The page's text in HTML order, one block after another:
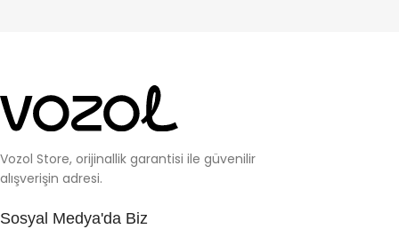
Vozol Store, orijinallik garantisi ile güvenilir
alışverişin adresi.
Sosyal Medya'da Biz